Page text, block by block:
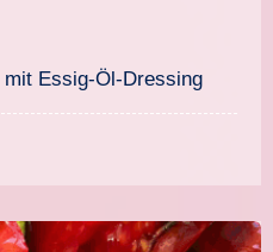
mit Essig-Öl-Dressing